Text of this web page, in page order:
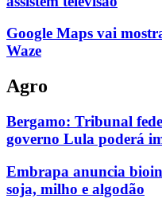
Google Maps vai
Waze
Agro
Bergamo: Tribunal
governo Lula poderá
Embrapa anuncia
soja, milho e algodão